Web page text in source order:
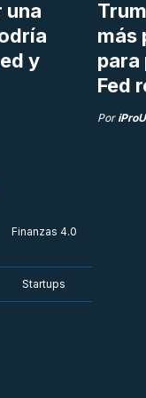
una
y
más
para
Fed
Por
Finanzas 4.0
Startups